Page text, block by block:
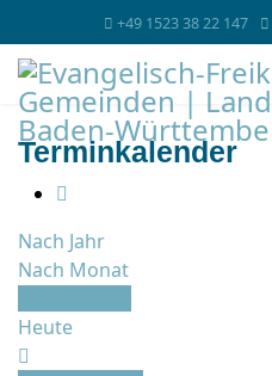
+49 1523 38 22 147
Terminkalender
Nach Jahr
Nach Monat
Heute